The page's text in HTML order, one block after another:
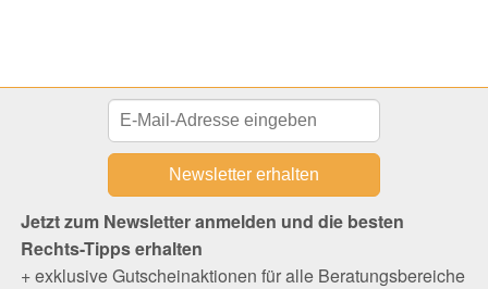
Jetzt zum Newsletter anmelden und die besten
Rechts-Tipps erhalten
+ exklusive Gutscheinaktionen für alle Beratungsbereiche